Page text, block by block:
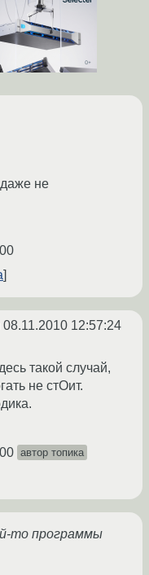
не
08.11.2010 12:57:24
такой случай,
не стОит.
автор топика
то программы